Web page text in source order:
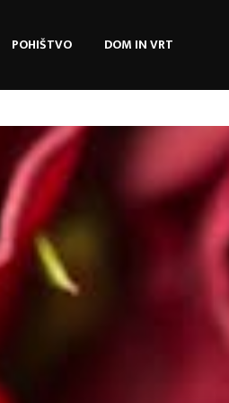
POHIŠTVO DOM IN VRT